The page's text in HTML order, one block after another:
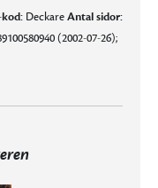
kod: DeckareAntal sidor:
(2002-07-26);